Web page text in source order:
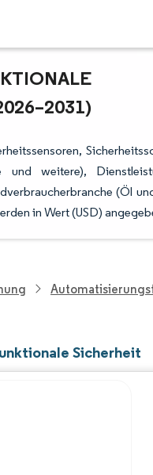
S
und weitere),
(Öl
in Wert (USD)
Sicherheit